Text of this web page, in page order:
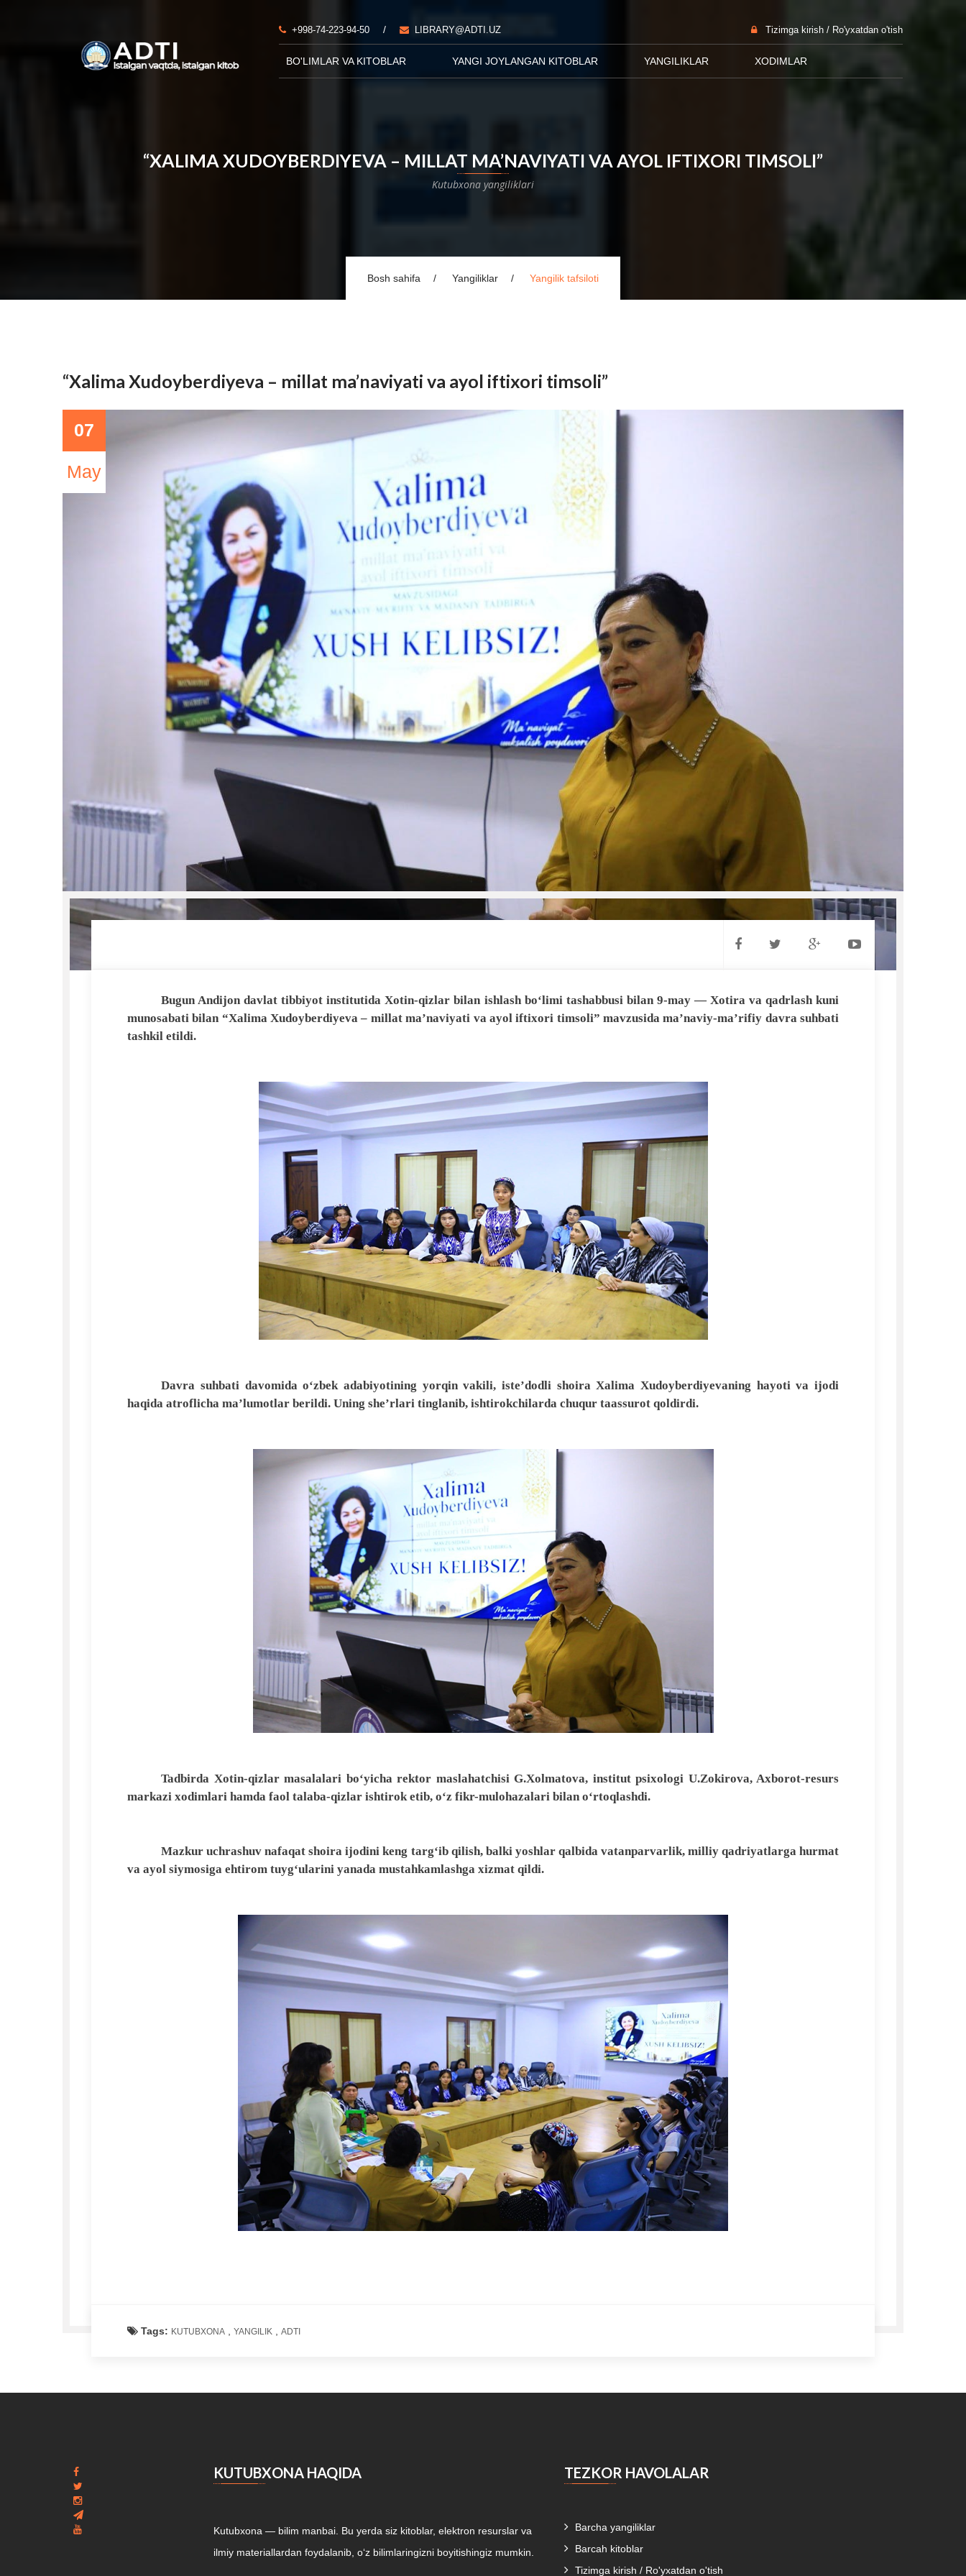
+998-74-223-94-50 / LIBRARY@ADTI.UZ Tizimga kirish / Ro'yxatdan o'tish
BO'LIMLAR VA KITOBLAR YANGI JOYLANGAN KITOBLAR YANGILIKLAR XODIMLAR
“XALIMA XUDOYBERDIYEVA – MILLAT MA’NAVIYATI VA AYOL IFTIXORI TIMSOLI”
Kutubxona yangiliklari
Bosh sahifa Yangiliklar Yangilik tafsiloti
“Xalima Xudoyberdiyeva – millat ma’naviyati va ayol iftixori timsoli”
07
May
Bugun Andijon davlat tibbiyot institutida Xotin-qizlar bilan ishlash bo‘limi tashabbusi bilan 9-may — Xotira va qadrlash kuni
munosabati bilan “Xalima Xudoyberdiyeva – millat ma’naviyati va ayol iftixori timsoli” mavzusida ma’naviy-ma’rifiy davra suhbati
tashkil etildi.
Davra suhbati davomida o‘zbek adabiyotining yorqin vakili, iste’dodli shoira Xalima Xudoyberdiyevaning hayoti va ijodi
haqida atroflicha ma’lumotlar berildi. Uning she’rlari tinglanib, ishtirokchilarda chuqur taassurot qoldirdi.
Tadbirda Xotin-qizlar masalalari bo‘yicha rektor maslahatchisi G.Xolmatova, institut psixologi U.Zokirova, Axborot-resurs
markazi xodimlari hamda faol talaba-qizlar ishtirok etib, o‘z fikr-mulohazalari bilan o‘rtoqlashdi.
Mazkur uchrashuv nafaqat shoira ijodini keng targ‘ib qilish, balki yoshlar qalbida vatanparvarlik, milliy qadriyatlarga hurmat
va ayol siymosiga ehtirom tuyg‘ularini yanada mustahkamlashga xizmat qildi.
Tags: KUTUBXONA YANGILIK ADTI
KUTUBXONA HAQIDA
Kutubxona — bilim manbai. Bu yerda siz kitoblar, elektron resurslar va
ilmiy materiallardan foydalanib, o‘z bilimlaringizni boyitishingiz mumkin.
TEZKOR HAVOLALAR
Barcha yangiliklar
Barcah kitoblar
Tizimga kirish / Ro'yxatdan o'tish